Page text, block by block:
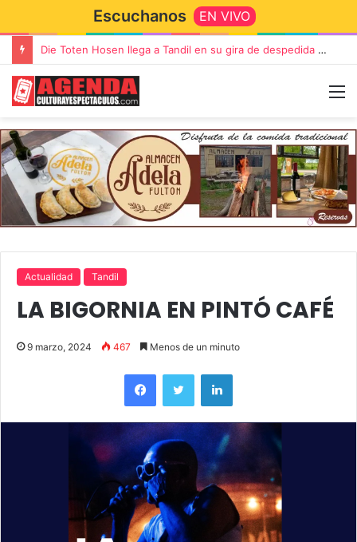
Escuchanos EN VIVO
Die Toten Hosen llega a Tandil en su gira de despedida «Fútbol, Asado, Vino y Adiós Amigos»
Actualidad Tandil
LA BIGORNIA EN PINTÓ CAFÉ
9 marzo, 2024 467 Menos de un minuto